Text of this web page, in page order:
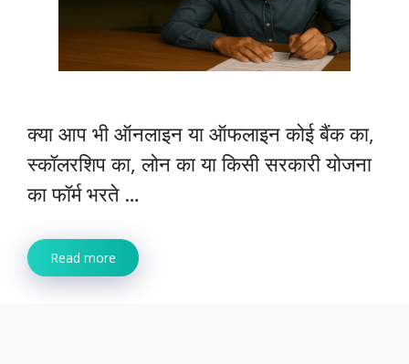
क्या आप भी ऑनलाइन या ऑफलाइन कोई बैंक का,
स्कॉलरशिप का, लोन का या किसी सरकारी योजना
का फॉर्म भरते …
Read more